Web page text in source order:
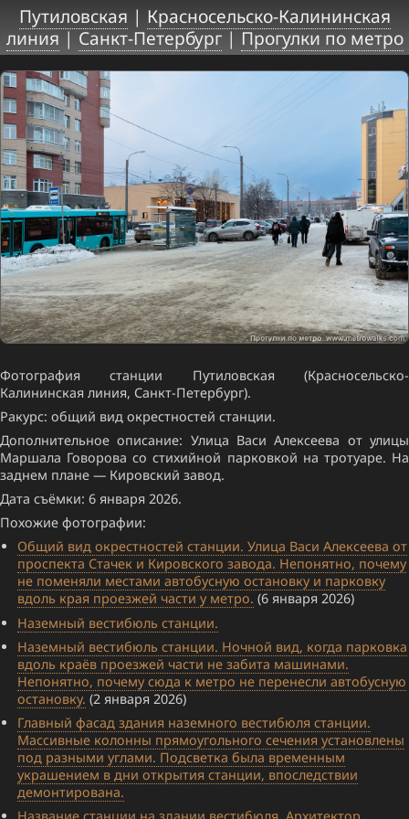
Путиловская | Красносельско-Калининская
линия|Санкт-Петербург|Прогулки по метро
Фотография станции Путиловская (Красносельско-
Калининская линия, Санкт-Петербург).
Ракурс: общий вид окрестностей станции.
Дополнительное описание: Улица Васи Алексеева от улицы
Маршала Говорова со стихийной парковкой на тротуаре. На
заднем плане — Кировский завод.
Дата съёмки: 6 января 2026.
Похожие фотографии:
Общий вид окрестностей станции. Улица Васи Алексеева от
проспекта Стачек и Кировского завода. Непонятно, почему
не поменяли местами автобусную остановку и парковку
вдоль края проезжей части у метро. (6 января 2026)
Наземный вестибюль станции.
Наземный вестибюль станции. Ночной вид, когда парковка
вдоль краёв проезжей части не забита машинами.
Непонятно, почему сюда к метро не перенесли автобусную
остановку. (2 января 2026)
Главный фасад здания наземного вестибюля станции.
Массивные колонны прямоугольного сечения установлены
под разными углами. Подсветка была временным
украшением в дни открытия станции, впоследствии
демонтирована.